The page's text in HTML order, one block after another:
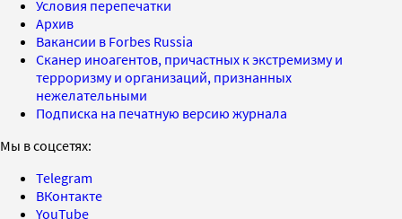
Условия перепечатки
Архив
Вакансии в Forbes Russia
Сканер иноагентов, причастных к экстремизму и
терроризму и организаций, признанных
нежелательными
Подписка на печатную версию журнала
Мы в соцсетях:
Telegram
ВКонтакте
YouTube